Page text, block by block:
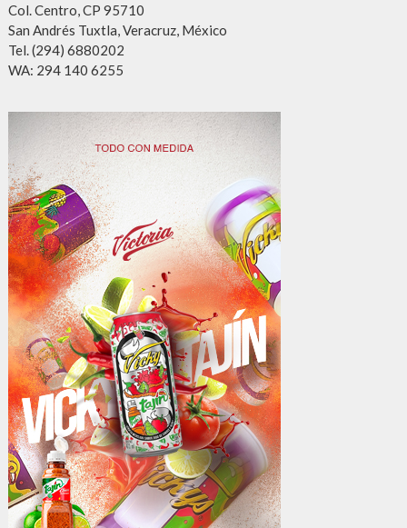
Col. Centro, CP 95710
San Andrés Tuxtla, Veracruz, México
Tel. (294) 6880202
WA: 294 140 6255